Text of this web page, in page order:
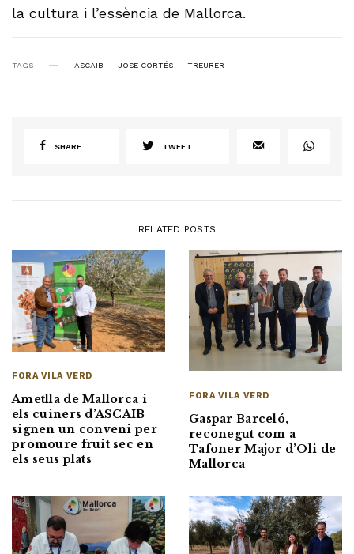
la cultura i l’essència de Mallorca.
TAGS ASCAIB JOSE CORTÉS TREURER
SHARE TWEET
RELATED POSTS
FORA VILA VERD
Ametlla de Mallorca i
els cuiners d’ASCAIB
signen un conveni per
promoure fruit sec en
els seus plats
FORA VILA VERD
Gaspar Barceló,
reconegut com a
Tafoner Major d’Oli de
Mallorca